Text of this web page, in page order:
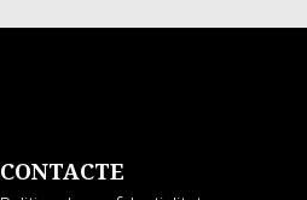
CONTACTE